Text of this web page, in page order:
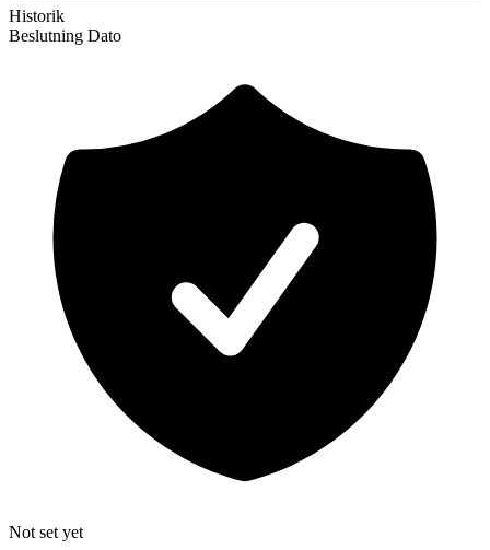
Historik
Beslutning Dato
Not set yet